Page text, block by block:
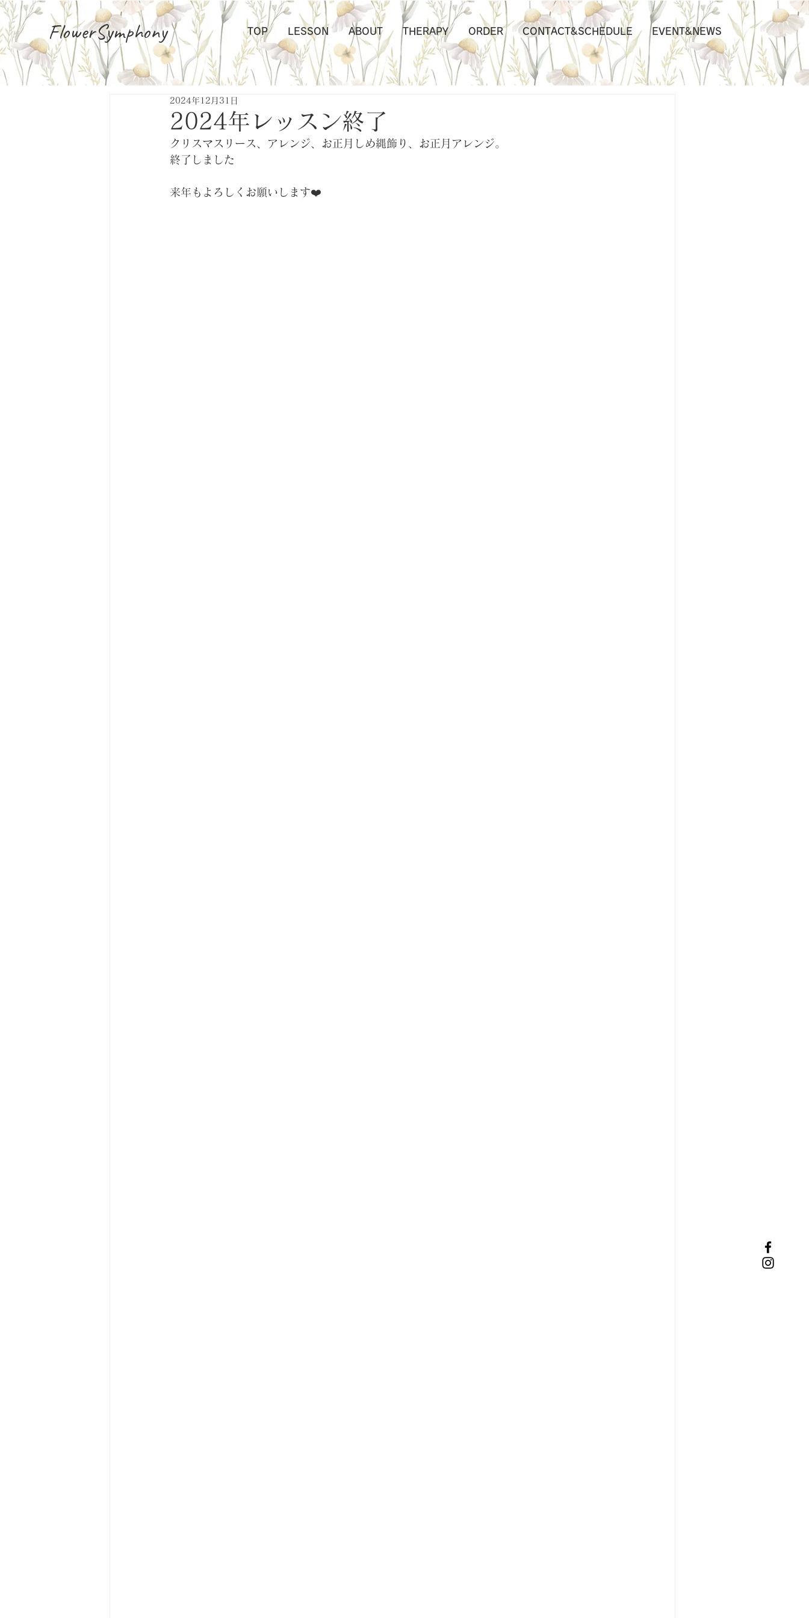
FlowerSymphony TOP LESSON ABOUT THERAPY ORDER CONTACT&SCHEDULE EVENT&NEWS
2024年レッスン終了
2024年12月31日
クリスマスリース、アレンジ、お正月しめ縄飾り、お正月アレンジ。
終了しました
来年もよろしくお願いします❤️